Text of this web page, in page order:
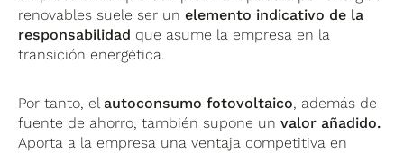
renovables suele ser unelemento indicativo de la
responsabilidad que asume la empresa en la
transición energética.
Por tanto, el autoconsumo fotovoltaico, además de
fuente de ahorro, también supone unvalor añadido.
Aporta a la empresa una ventaja competitiva en